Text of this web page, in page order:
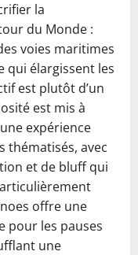
la
du Monde :
voies maritimes
qui élargissent les
est plutôt d’un
est mis à
expérience
thématisés, avec
et de bluff qui
offre une
pour les pauses
une